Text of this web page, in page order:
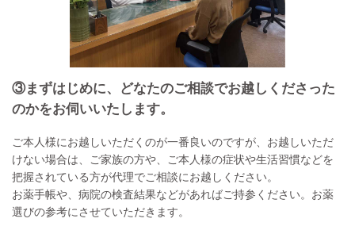
③まずはじめに、どなたのご相談でお越しくださった
のかをお伺いいたします。
ご本人様にお越しいただくのが一番良いのですが、お越しいただ
けない場合は、ご家族の方や、ご本人様の症状や生活習慣などを
把握されている方が代理でご相談にお越しください。
お薬手帳や、病院の検査結果などがあればご持参ください。お薬
選びの参考にさせていただきます。